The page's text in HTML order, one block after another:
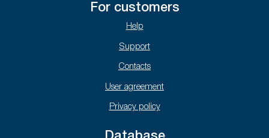
For customers
Help
Support
Contacts
User agreement
Privacy policy